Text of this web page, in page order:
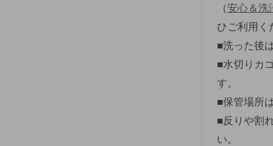
（安心＆洗
ひご利用く
■洗った後
■水切りカ
す。
■保管場所
■反りや割
い。